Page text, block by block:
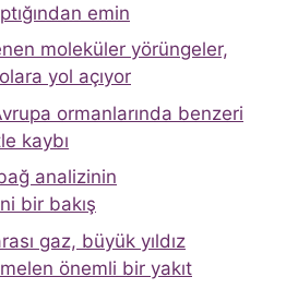
emin
moleküler yörüngeler,
yol açıyor
ormanlarında benzeri
kaybı
analizinin
bir bakış
gaz, büyük yıldız
önemli bir yakıt